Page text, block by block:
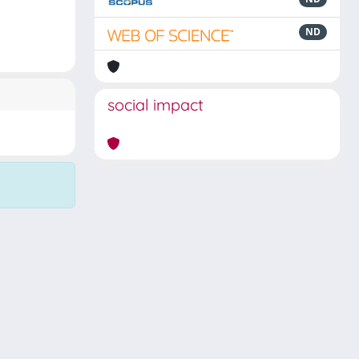
ND
social impact